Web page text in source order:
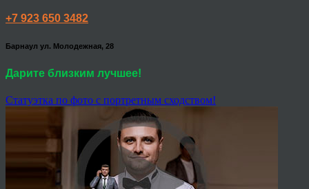
+7 923 650 3482
Барнаул ул. Молодежная, 28
Дарите близким лучшее!
Статуэтка по фото с портретным сходством!